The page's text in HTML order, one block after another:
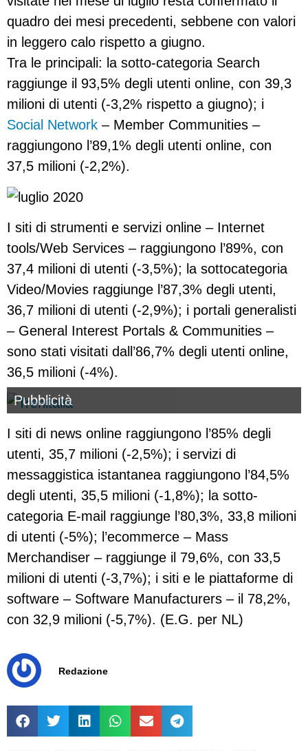
quadro dei mesi precedenti, sebbene con valori
in leggero calo rispetto a giugno.
Tra le principali: la sotto-categoria Search
raggiunge il 93,5% degli utenti online, con 39,3
milioni di utenti (-3,2% rispetto a giugno); i
Social Network – Member Communities –
raggiungono l’89,1% degli utenti online, con
37,5 milioni (-2,2%).
I siti di strumenti e servizi online – Internet
tools/Web Services – raggiungono l’89%, con
37,4 milioni di utenti (-3,5%); la sottocategoria
Video/Movies raggiunge l’87,3% degli utenti,
36,7 milioni di utenti (-2,9%); i portali generalisti
– General Interest Portals & Communities –
sono stati visitati dall’86,7% degli utenti online,
36,5 milioni (-4%).
Pubblicità
I siti di news online raggiungono l’85% degli
utenti, 35,7 milioni (-2,5%); i servizi di
messaggistica istantanea raggiungono l’84,5%
degli utenti, 35,5 milioni (-1,8%); la sotto-
categoria E-mail raggiunge l’80,3%, 33,8 milioni
di utenti (-5%); l’ecommerce – Mass
Merchandiser – raggiunge il 79,6%, con 33,5
milioni di utenti (-3,7%); i siti e le piattaforme di
software – Software Manufacturers – il 78,2%,
con 32,9 milioni (-5,7%). (E.G. per NL)
Redazione